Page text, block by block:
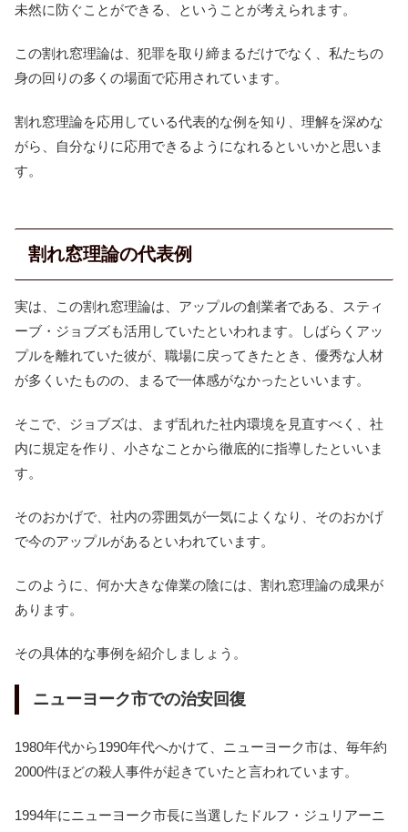
未然に防ぐことができる、ということが考えられます。
この割れ窓理論は、犯罪を取り締まるだけでなく、私たちの
身の回りの多くの場面で応用されています。
割れ窓理論を応用している代表的な例を知り、理解を深めな
がら、自分なりに応用できるようになれるといいかと思いま
す。
割れ窓理論の代表例
実は、この割れ窓理論は、アップルの創業者である、スティ
ーブ・ジョブズも活用していたといわれます。しばらくアッ
プルを離れていた彼が、職場に戻ってきたとき、優秀な人材
が多くいたものの、まるで一体感がなかったといいます。
そこで、ジョブズは、まず乱れた社内環境を見直すべく、社
内に規定を作り、小さなことから徹底的に指導したといいま
す。
そのおかげで、社内の雰囲気が一気によくなり、そのおかげ
で今のアップルがあるといわれています。
このように、何か大きな偉業の陰には、割れ窓理論の成果が
あります。
その具体的な事例を紹介しましょう。
ニューヨーク市での治安回復
1980年代から1990年代へかけて、ニューヨーク市は、毎年約
2000件ほどの殺人事件が起きていたと言われています。
1994年にニューヨーク市長に当選したドルフ・ジュリアーニ